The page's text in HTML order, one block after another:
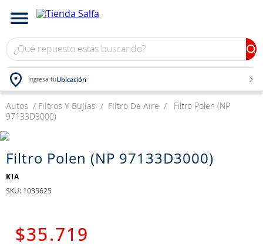
¿Qué repuesto estás buscando?
Ingresa tuUbicación
Autos Filtros Y Bujías Filtro De Aire
Filtro Polen (NP
97133D3000)
Filtro Polen (NP 97133D3000)
KIA
: 1035625
$35 .719
TÉRMINOS MÁS BUSCADOS
3 .
westlake
4 .
yokohama
6.
jockey